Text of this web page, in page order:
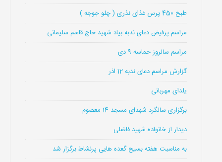
طبخ 450 پرس غذای نذری ( چلو جوجه )
مراسم پرفیض دعای ندبه بیاد شهید حاج قاسم سلیمانی
مراسم سالروز حماسه 9 دی
گزارش مراسم دعای ندبه 12 اذر
یلدای مهربانی
برگزاری سالگرد شهدای مسجد 14 معصوم
دیدار از خانواده شهید فاضلی
به مناسبت هفته بسیج گعده هایی پرنشاط برگزار شد